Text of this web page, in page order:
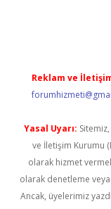
Reklam ve
Yasal Uyarı:
ve İletişim Kurumu
olarak hizmet
olarak denetleme
Ancak, üyelerimiz